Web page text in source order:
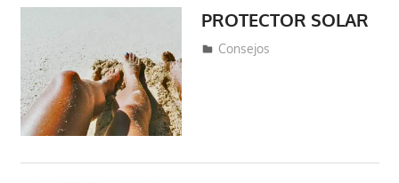
PROTECTOR SOLAR
abril 22, 2019
fraferto2
Consejos